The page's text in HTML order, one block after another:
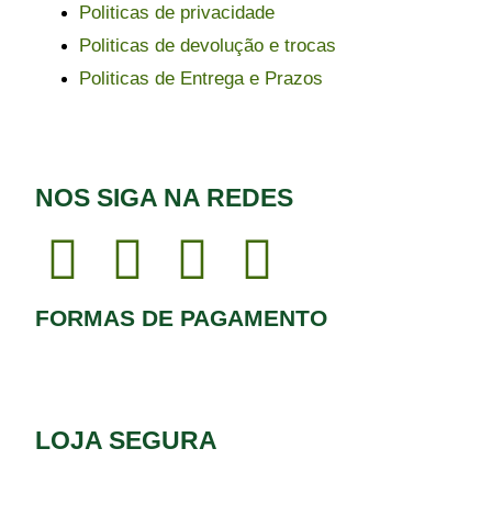
Politicas de privacidade
Politicas de devolução e trocas
Politicas de Entrega e Prazos
NOS SIGA NA REDES
FORMAS DE PAGAMENTO
LOJA SEGURA